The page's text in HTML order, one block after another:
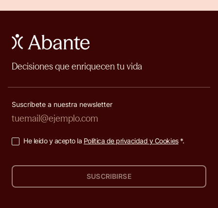
Decisiones que enriquecen tu vida
Suscríbete a nuestra newsletter
He leído y acepto la Política de privacidad y Cookies*.
SUSCRIBIRSE